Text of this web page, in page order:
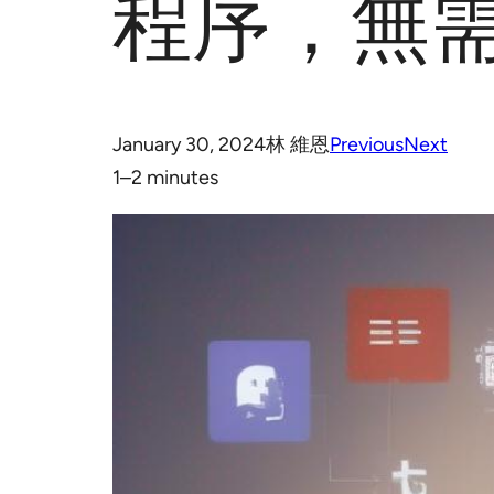
程序，無
January 30, 2024林 維恩PreviousNext
1–2 minutes